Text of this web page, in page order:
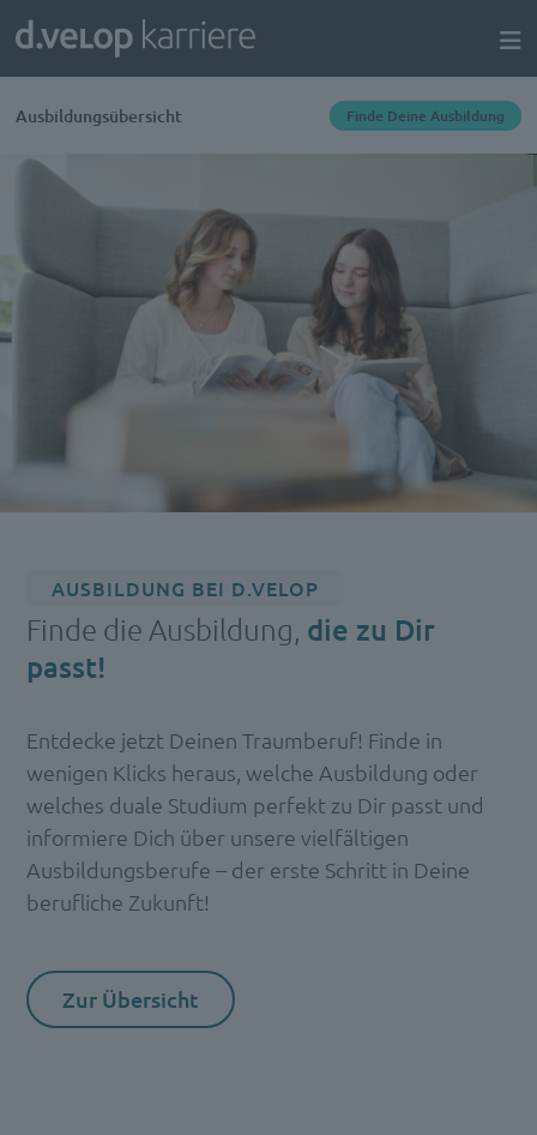
Ausbildungsübersicht Finde Deine Ausbildung
AUSBILDUNG BEI D.VELOP
Finde die Ausbildung, die zu Dir
passt!
Entdecke jetzt Deinen Traumberuf! Finde in
wenigen Klicks heraus, welche Ausbildung oder
welches duale Studium perfekt zu Dir passt und
informiere Dich über unsere vielfältigen
Ausbildungsberufe – der erste Schritt in Deine
berufliche Zukunft!
Zur Übersicht